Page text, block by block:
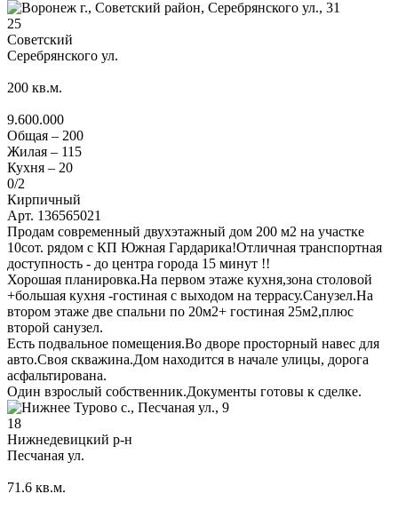
25
Советский
Серебрянского ул.
200 кв.м.
9.600.000
Общая – 200
Жилая – 115
Кухня – 20
0/2
Кирпичный
Арт. 136565021
Продам современный двухэтажный дом 200 м2 на участке
10сот. рядом с КП Южная Гардарика!Отличная транспортная
доступность - до центра города 15 минут !!
Хорошая планировка.На первом этаже кухня,зона столовой
+большая кухня -гостиная с выходом на террасу.Санузел.На
втором этаже две спальни по 20м2+ гостиная 25м2,плюс
второй санузел.
Есть подвальное помещения.Во дворе просторный навес для
авто.Своя скважина.Дом находится в начале улицы, дорога
асфальтирована.
Один взрослый собственник.Документы готовы к сделке.
18
Нижнедевицкий р-н
Песчаная ул.
71.6 кв.м.